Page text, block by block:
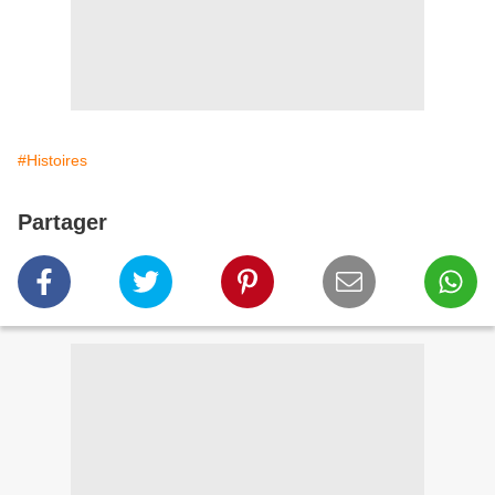
#Histoires
Partager